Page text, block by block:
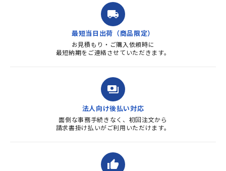
ました。商品到着も早く、品
質・使いやすさで満足していま
す。また、リピートするときは
よろしくお...
local_shipping
最短当日出荷（商品限定）
お見積もり・ご購入依頼時に
最短納期をご連絡させていただきます。
payments
法人向け後払い対応
面倒な事務手続きなく、初回注文から
請求書掛け払いがご利用いただけます。
thumb_up